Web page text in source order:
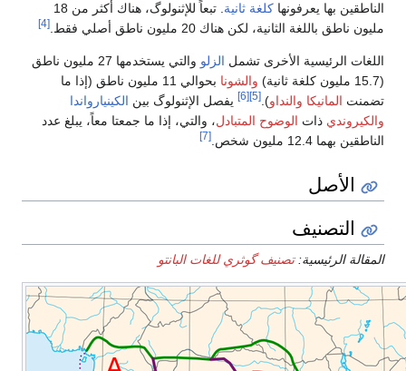
الناطقين بها يعرفونها كلغة ثانية
. تبعاً للإثنولوگ، هناك أكثر من 18
مليون ناطق باللغة الثانية، لكن هناك 20 مليون ناطق أصلي فقط.
[4]
اللغات الرئيسية الأخرى تشمل الزلو
والتي يستخدمها 27 مليون ناطق
(15.7 مليون كلغة ثانية)
والشونا
بحوالي 11 مليون ناطق (إذا ما
تضمنت المانيكا والنداو).
[5]
[6] يفصل الإثنولوگ بين الكينيارواندا
والكيروندي ذات الوضوح المتبادل، والتي، إذا ما جمعتا معاً، يبلغ عدد
الناطقين بهما 12.4 مليون شخص.
[7]
الأصل
التصنيف
المقالة الرئيسية:تصنيف گوثري للغات البانتو